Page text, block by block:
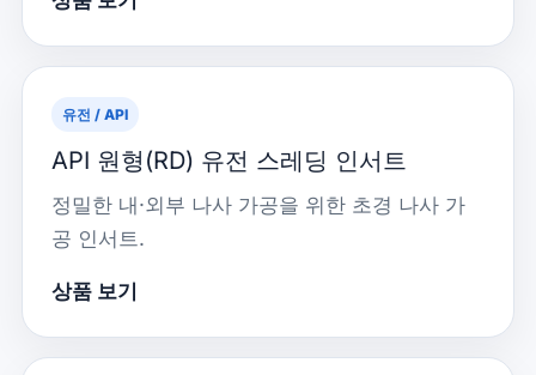
유전 / API
API 원형(RD) 유전 스레딩 인서트
정밀한 내·외부 나사 가공을 위한 초경 나사 가
공 인서트.
상품 보기